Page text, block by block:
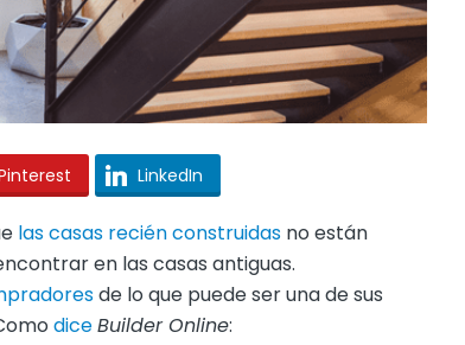
LinkedIn
las casas recién construidas no están
en las casas antiguas.
de lo que puede ser una de sus
diceBuilder Online: